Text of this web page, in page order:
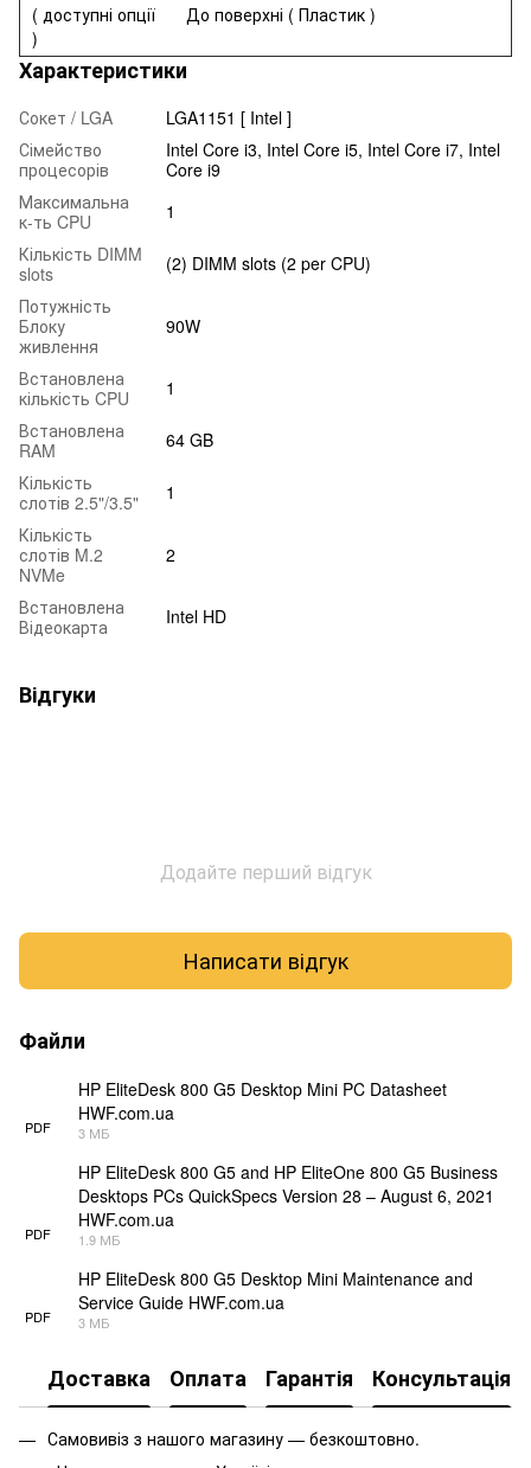
( доступні опції
)
До поверхні ( Пластик )
Характеристики
Сокет / LGA
LGA1151 [ Intel ]
Сімейство
процесорів
Intel Core i3, Intel Core i5, Intel Core i7, Intel
Core i9
Максимальна
к-ть CPU
1
Кількість DIMM
slots
(2) DIMM slots (2 per CPU)
Потужність
Блоку
живлення
90W
Встановлена
кількість CPU
1
Встановлена
RAM
64 GB
Кількість
слотів 2.5"/3.5"
1
Кількість
слотів M.2
NVMe
2
Встановлена
Відеокарта
Intel HD
Відгуки
Додайте перший відгук
Написати відгук
Файли
PDF
HP EliteDesk 800 G5 Desktop Mini PC Datasheet
HWF.com.ua
3 МБ
PDF
HP EliteDesk 800 G5 and HP EliteOne 800 G5 Business
Desktops PCs QuickSpecs Version 28 – August 6, 2021
HWF.com.ua
1.9 МБ
PDF
HP EliteDesk 800 G5 Desktop Mini Maintenance and
Service Guide HWF.com.ua
3 МБ
Доставка Оплата Гарантія Консультація
Самовивіз з нашого магазину — безкоштовно.